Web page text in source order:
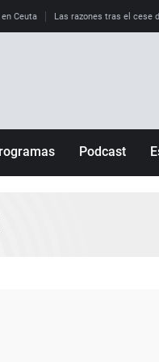
Ceuta Las razones tras el cese
onda
Podcast